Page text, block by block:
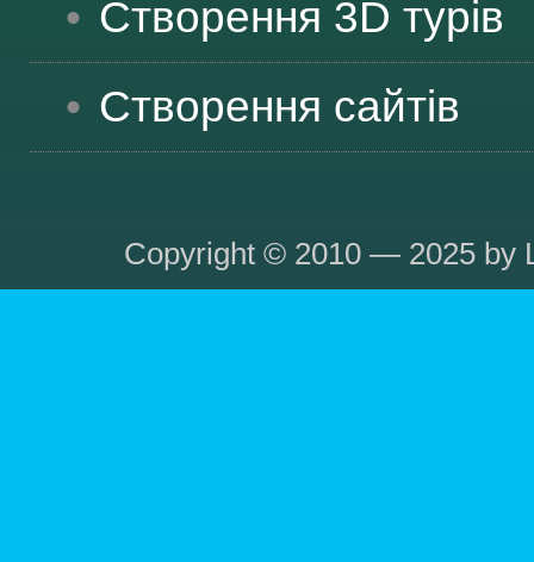
Створення 3D турів
Створення сайтів
Copyright © 2010 — 2025 by